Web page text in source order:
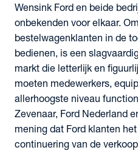
Wensink Ford en beide
onbekenden voor elkaar.
bestelwagenklanten in de
bedienen, is een
markt die letterlijk en
moeten medewerkers,
allerhoogste niveau
Zevenaar, Ford Nederland
mening dat Ford klanten
continuering van de